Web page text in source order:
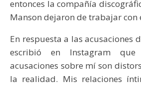
entonces la compañía
Manson dejaron de trabajar con
En respuesta a las acusaciones
escribió en Instagram que
acusaciones sobre mí son
la realidad. Mis relaciones